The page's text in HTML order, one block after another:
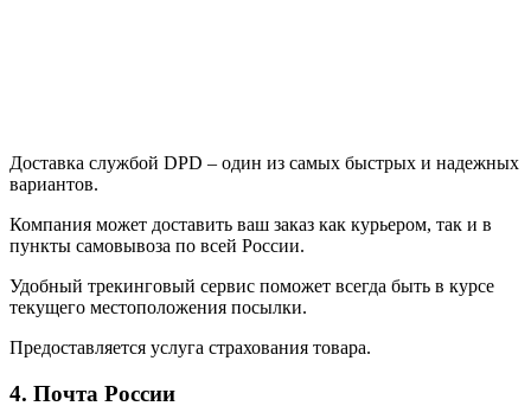
Доставка службой DPD – один из самых быстрых и надежных
вариантов.
Компания может доставить ваш заказ как курьером, так и в
пункты самовывоза по всей России.
Удобный трекинговый сервис поможет всегда быть в курсе
текущего местоположения посылки.
Предоставляется услуга страхования товара.
4. Почта России